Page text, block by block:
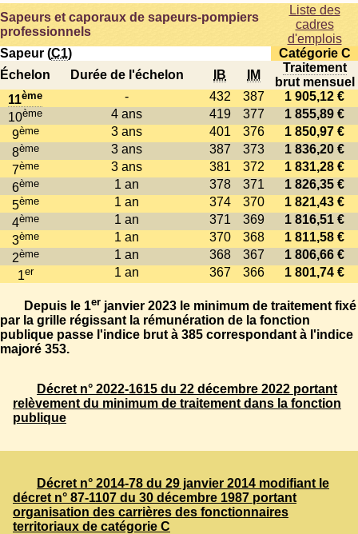
Sapeurs et caporaux de sapeurs-pompiers
professionnels
Liste des
cadres
d'emplois
Sapeur (C1)
Catégorie C
Échelon
Durée de l'échelon IB IM
Traitement
brut mensuel
11ème - 432 387
1 905,12 €
10ème 4 ans 419 377
1 855,89 €
9ème 3 ans 401 376
1 850,97 €
8ème 3 ans 387 373
1 836,20 €
7ème 3 ans 381 372
1 831,28 €
6ème 1 an 378 371
1 826,35 €
5ème 1 an 374 370
1 821,43 €
4ème 1 an 371 369
1 816,51 €
3ème 1 an 370 368
1 811,58 €
2ème 1 an 368 367
1 806,66 €
1er 1 an 367 366 1 801,74 €
Depuis le 1er janvier 2023 le minimum de traitement fixé
par la grille régissant la rémunération de la fonction
publique passe l'indice brut à 385 correspondant à l'indice
majoré 353.
Décret n° 2022-1615 du 22 décembre 2022 portant
relèvement du minimum de traitement dans la fonction
publique
Décret n° 2014-78 du 29 janvier 2014 modifiant le
décret n° 87-1107 du 30 décembre 1987 portant
organisation des carrières des fonctionnaires
territoriaux de catégorie C